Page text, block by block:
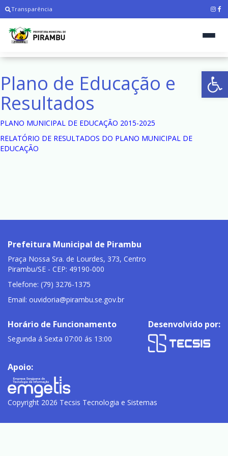
Transparência
Plano de Educação e
Resultados
PLANO MUNICIPAL DE EDUCAÇÃO 2015-2025
RELATÓRIO DE RESULTADOS DO PLANO MUNICIPAL DE
EDUCAÇÃO
Prefeitura Municipal de Pirambu
Praça Nossa Sra. de Lourdes, 373, Centro
Pirambu/SE - CEP: 49190-000
Telefone: (79) 3276-1375
Email: ouvidoria@pirambu.se.gov.br
Horário de Funcionamento
Segunda á Sexta 07:00 ás 13:00
Desenvolvido por:
Apoio:
Copyright 2026 Tecsis Tecnologia e Sistemas